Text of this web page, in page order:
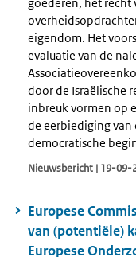
eigendom. Het
evaluatie van de
door de Israëlische
inbreuk vormen op
de eerbiediging van
democratische
Nieuwsbericht | 19-09-
Europese
van (potentiële)
Europese